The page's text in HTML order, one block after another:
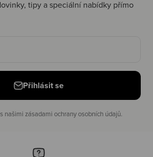
tipy a speciální nabídky přímo
Přihlásit se
našimi zásadami ochrany osobních údajů.